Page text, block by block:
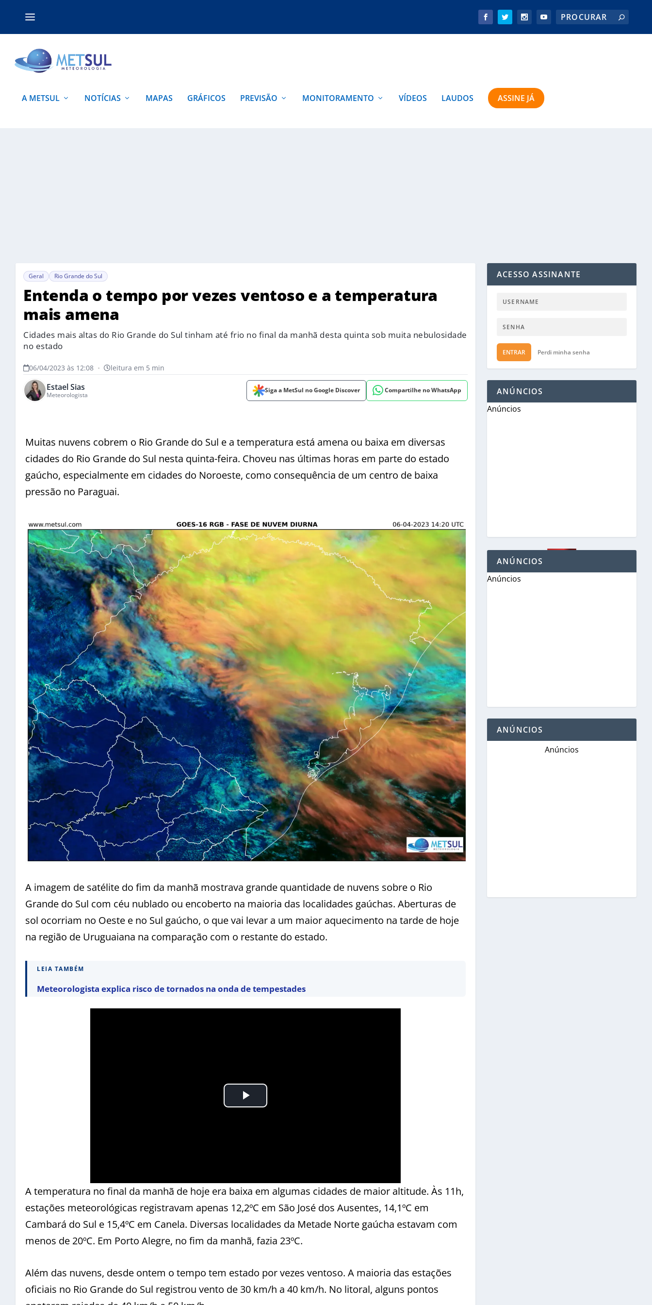
A METSUL NOTÍCIAS MAPAS GRÁFICOS PREVISÃO MONITORAMENTO VÍDEOS LAUDOS ASSINE JÁ
Geral Rio Grande do Sul
Entenda o tempo por vezes ventoso e a temperatura
mais amena
Cidades mais altas do Rio Grande do Sul tinham até frio no final da manhã desta quinta sob muita nebulosidade
no estado
06/04/2023 às 12:08 • leitura em 5 min
Estael Sias
Meteorologista
Siga a MetSul no Google Discover Compartilhe no WhatsApp
Muitas nuvens cobrem o Rio Grande do Sul e a temperatura está amena ou baixa em diversas
cidades do Rio Grande do Sul nesta quinta-feira. Choveu nas últimas horas em parte do estado
gaúcho, especialmente em cidades do Noroeste, como consequência de um centro de baixa
pressão no Paraguai.
A imagem de satélite do fim da manhã mostrava grande quantidade de nuvens sobre o Rio
Grande do Sul com céu nublado ou encoberto na maioria das localidades gaúchas. Aberturas de
sol ocorriam no Oeste e no Sul gaúcho, o que vai levar a um maior aquecimento na tarde de hoje
na região de Uruguaiana na comparação com o restante do estado.
LEIA TAMBÉM
Meteorologista explica risco de tornados na onda de tempestades
A temperatura no final da manhã de hoje era baixa em algumas cidades de maior altitude. Às 11h,
estações meteorológicas registravam apenas 12,2ºC em São José dos Ausentes, 14,1ºC em
Cambará do Sul e 15,4ºC em Canela. Diversas localidades da Metade Norte gaúcha estavam com
menos de 20ºC. Em Porto Alegre, no fim da manhã, fazia 23ºC.
Além das nuvens, desde ontem o tempo tem estado por vezes ventoso. A maioria das estações
oficiais no Rio Grande do Sul registrou vento de 30 km/h a 40 km/h. No litoral, alguns pontos
ACESSO ASSINANTE
ENTRAR Perdi minha senha
ANÚNCIOS
Anúncios
ANÚNCIOS
Anúncios
ANÚNCIOS
Anúncios